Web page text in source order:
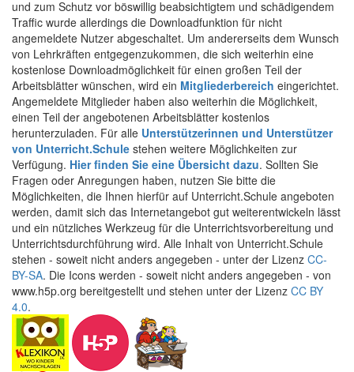
und zum Schutz vor böswillig beabsichtigtem und schädigendem
Traffic wurde allerdings die Downloadfunktion für nicht
angemeldete Nutzer abgeschaltet. Um andererseits dem Wunsch
von Lehrkräften entgegenzukommen, die sich weiterhin eine
kostenlose Downloadmöglichkeit für einen großen Teil der
Arbeitsblätter wünschen, wird ein Mitgliederbereich eingerichtet.
Angemeldete Mitglieder haben also weiterhin die Möglichkeit,
einen Teil der angebotenen Arbeitsblätter kostenlos
herunterzuladen. Für alle Unterstützerinnen und Unterstützer
von Unterricht.Schule stehen weitere Möglichkeiten zur
Verfügung. Hier finden Sie eine Übersicht dazu. Sollten Sie
Fragen oder Anregungen haben, nutzen Sie bitte die
Möglichkeiten, die Ihnen hierfür auf Unterricht.Schule angeboten
werden, damit sich das Internetangebot gut weiterentwickeln lässt
und ein nützliches Werkzeug für die Unterrichtsvorbereitung und
Unterrichtsdurchführung wird. Alle Inhalt von Unterricht.Schule
stehen - soweit nicht anders angegeben - unter der Lizenz CC-
BY-SA. Die Icons werden - soweit nicht anders angegeben - von
www.h5p.org bereitgestellt und stehen unter der Lizenz CC BY
4.0.